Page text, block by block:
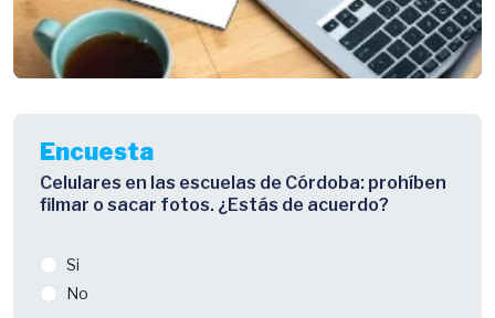
Encuesta
Celulares en las escuelas de Córdoba: prohíben
filmar o sacar fotos. ¿Estás de acuerdo?
Si
No